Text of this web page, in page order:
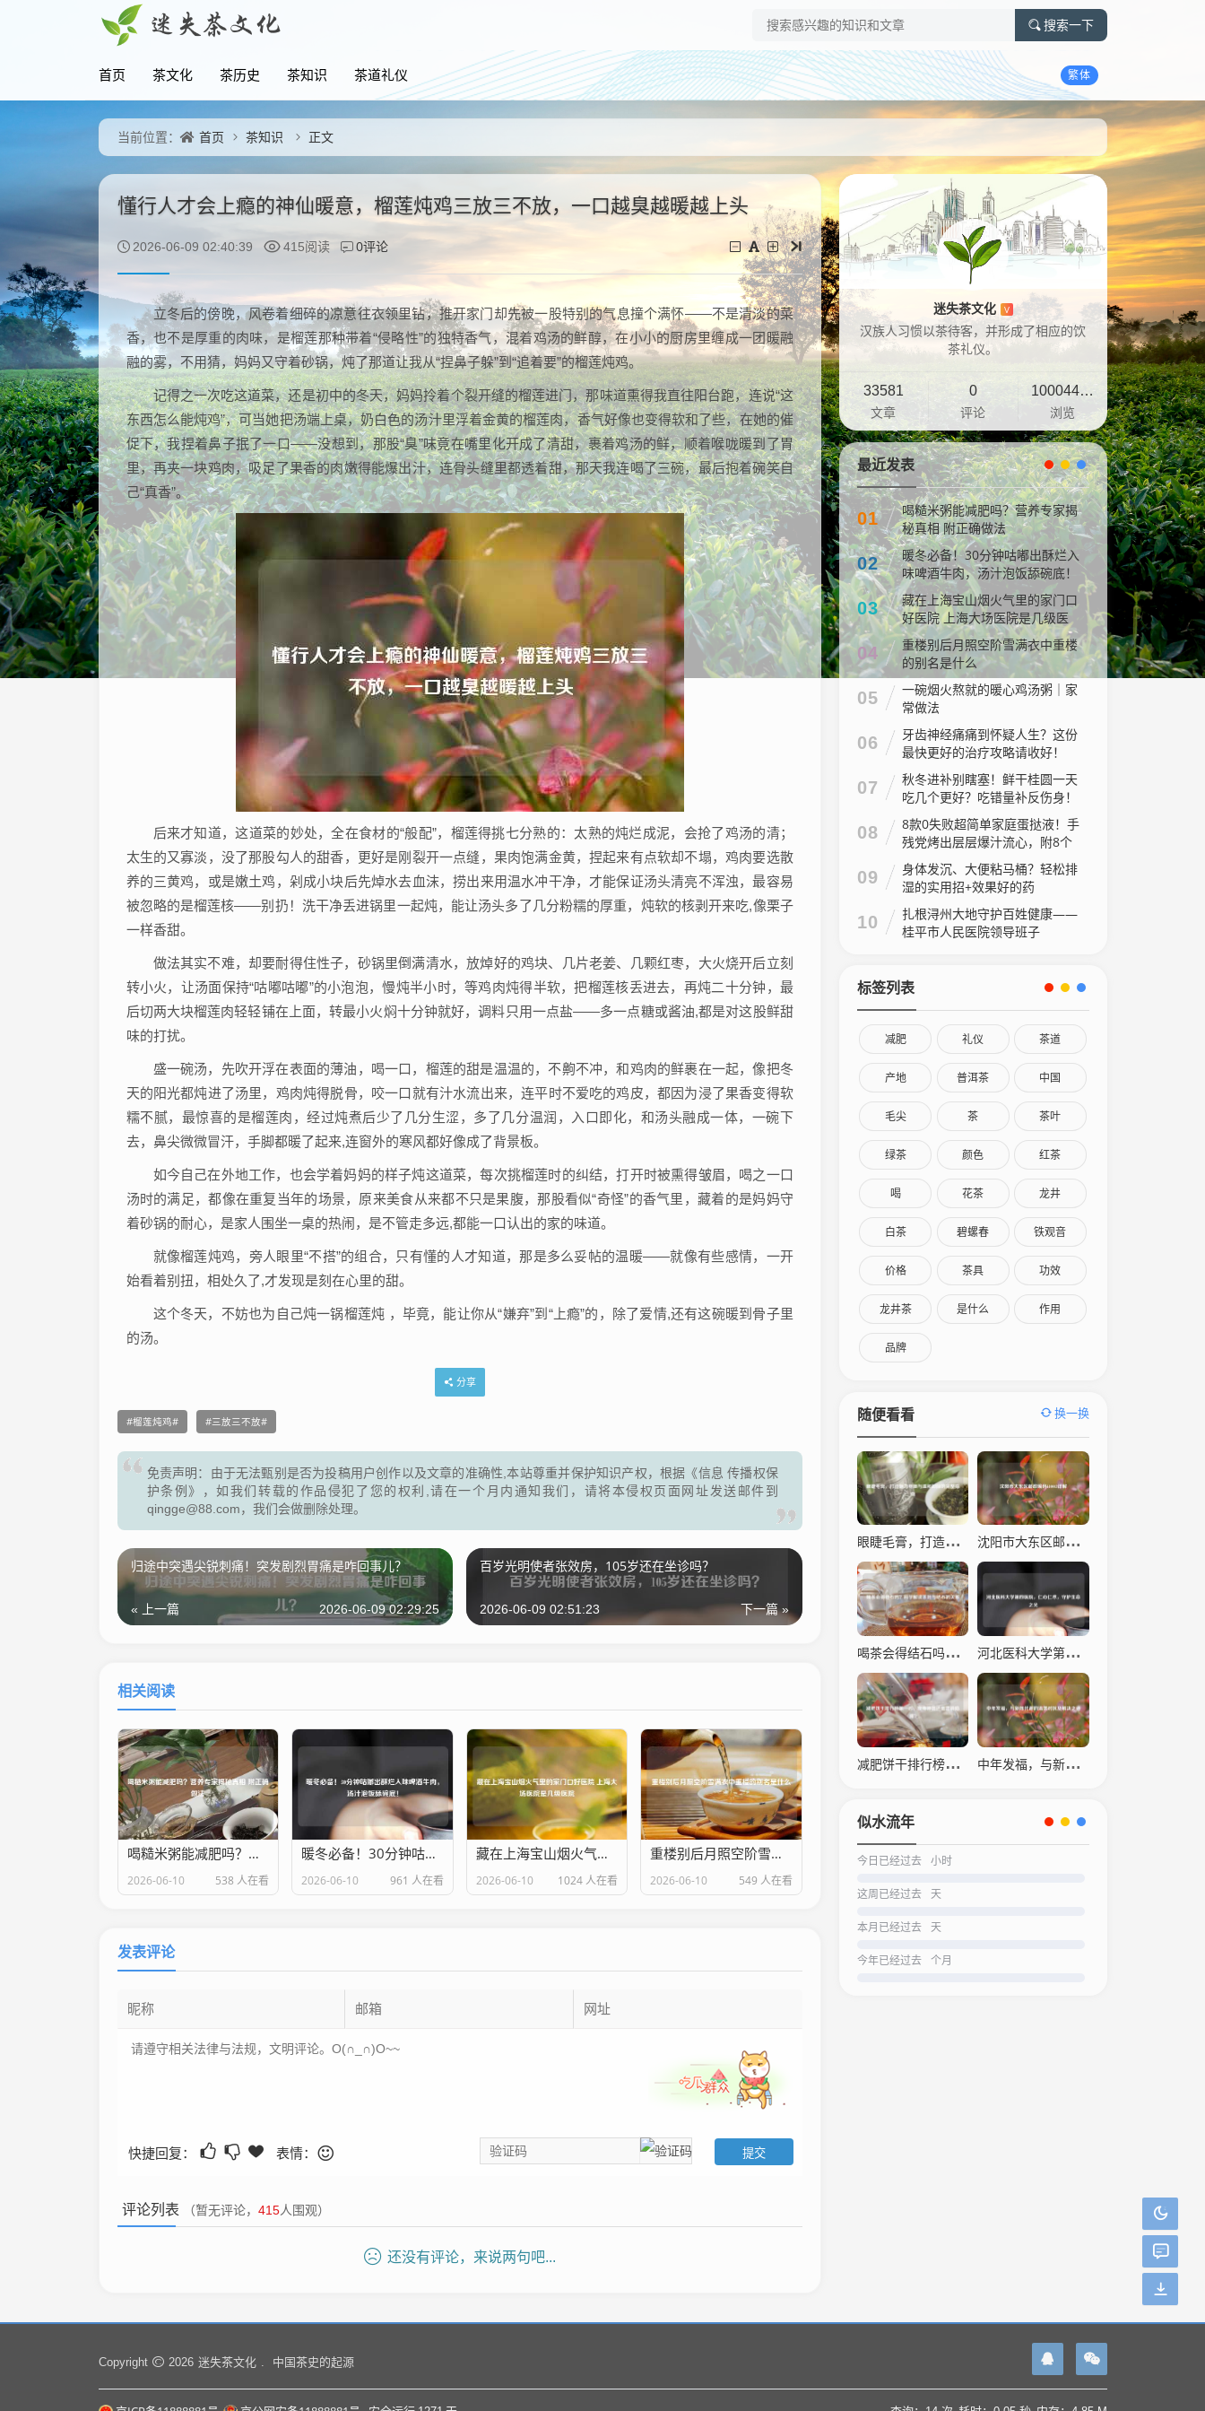
搜索一下
首页 茶文化 茶历史 茶知识 茶道礼仪 繁体
当前位置： 首页 茶知识 正文
懂行人才会上瘾的神仙暖意，榴莲炖鸡三放三不放，一口越臭越暖越上头
2026-06-09 02:40:39 415阅读 0评论
立冬后的傍晚，风卷着细碎的凉意往衣领里钻，推开家门却先被一股特别的气息撞个满怀——不是清淡的菜
香，也不是厚重的肉味，是榴莲那种带着“侵略性”的独特香气，混着鸡汤的鲜醇，在小小的厨房里缠成一团暖融
融的雾，不用猜，妈妈又守着砂锅，炖了那道让我从“捏鼻子躲”到“追着要”的榴莲炖鸡。
记得之一次吃这道菜，还是初中的冬天，妈妈拎着个裂开缝的榴莲进门，那味道熏得我直往阳台跑，连说“这
东西怎么能炖鸡”，可当她把汤端上桌，奶白色的汤汁里浮着金黄的榴莲肉，香气好像也变得软和了些，在她的催
促下，我捏着鼻子抿了一口——没想到，那股“臭”味竟在嘴里化开成了清甜，裹着鸡汤的鲜，顺着喉咙暖到了胃
里，再夹一块鸡肉，吸足了果香的肉嫩得能爆出汁，连骨头缝里都透着甜，那天我连喝了三碗，最后抱着碗笑自
己“真香”。
后来才知道，这道菜的妙处，全在食材的“般配”，榴莲得挑七分熟的：太熟的炖烂成泥，会抢了鸡汤的清；
太生的又寡淡，没了那股勾人的甜香，更好是刚裂开一点缝，果肉饱满金黄，捏起来有点软却不塌，鸡肉要选散
养的三黄鸡，或是嫩土鸡，剁成小块后先焯水去血沫，捞出来用温水冲干净，才能保证汤头清亮不浑浊，最容易
被忽略的是榴莲核——别扔！洗干净丢进锅里一起炖，能让汤头多了几分粉糯的厚重，炖软的核剥开来吃,像栗子
一样香甜。
做法其实不难，却要耐得住性子，砂锅里倒满清水，放焯好的鸡块、几片老姜、几颗红枣，大火烧开后立刻
转小火，让汤面保持“咕嘟咕嘟”的小泡泡，慢炖半小时，等鸡肉炖得半软，把榴莲核丢进去，再炖二十分钟，最
后切两大块榴莲肉轻轻铺在上面，转最小火焖十分钟就好，调料只用一点盐——多一点糖或酱油,都是对这股鲜甜
味的打扰。
盛一碗汤，先吹开浮在表面的薄油，喝一口，榴莲的甜是温温的，不齁不冲，和鸡肉的鲜裹在一起，像把冬
天的阳光都炖进了汤里，鸡肉炖得脱骨，咬一口就有汁水流出来，连平时不爱吃的鸡皮，都因为浸了果香变得软
糯不腻，最惊喜的是榴莲肉，经过炖煮后少了几分生涩，多了几分温润，入口即化，和汤头融成一体，一碗下
去，鼻尖微微冒汗，手脚都暖了起来,连窗外的寒风都好像成了背景板。
如今自己在外地工作，也会学着妈妈的样子炖这道菜，每次挑榴莲时的纠结，打开时被熏得皱眉，喝之一口
汤时的满足，都像在重复当年的场景，原来美食从来都不只是果腹，那股看似“奇怪”的香气里，藏着的是妈妈守
着砂锅的耐心，是家人围坐一桌的热闹，是不管走多远,都能一口认出的家的味道。
就像榴莲炖鸡，旁人眼里“不搭”的组合，只有懂的人才知道，那是多么妥帖的温暖——就像有些感情，一开
始看着别扭，相处久了,才发现是刻在心里的甜。
这个冬天，不妨也为自己炖一锅榴莲炖 ，毕竟，能让你从“嫌弃”到“上瘾”的，除了爱情,还有这碗暖到骨子里
的汤。
分享
榴莲炖鸡 三放三不放
免责声明：由于无法甄别是否为投稿用户创作以及文章的准确性,本站尊重并保护知识产权，根据《信息 传播权保
护条例》，如我们转载的作品侵犯了您的权利,请在一个月内通知我们，请将本侵权页面网址发送邮件到
qingge@88.com，我们会做删除处理。
归途中突遇尖锐刺痛！突发剧烈胃痛是咋回事儿？
« 上一篇 2026-06-09 02:29:25
百岁光明使者张效房，105岁还在坐诊吗？
下一篇 »
2026-06-09 02:51:23
相关阅读
喝糙米粥能减肥吗？营养专家揭秘真相 附正确做法
2026-06-10 538 人在看
暖冬必备！30分钟咕嘟出酥烂入味啤酒牛肉，汤汁泡饭舔碗底！
2026-06-10 961 人在看
藏在上海宝山烟火气里的家门口好医院 上海大场医院是几级医院
2026-06-10 1024 人在看
重楼别后月照空阶雪满衣中重楼的别名是什么
2026-06-10 549 人在看
发表评论
快捷回复： 表情：
评论列表 （暂无评论， 415人围观）
还没有评论，来说两句吧...
迷失茶文化 V
汉族人习惯以茶待客，并形成了相应的饮
茶礼仪。
33581
文章
0
评论
10004401
浏览
最近发表
01
喝糙米粥能减肥吗？营养专家揭
秘真相 附正确做法
02
暖冬必备！30分钟咕嘟出酥烂入
味啤酒牛肉，汤汁泡饭舔碗底！
03
藏在上海宝山烟火气里的家门口
好医院 上海大场医院是几级医
院
04
重楼别后月照空阶雪满衣中重楼
的别名是什么
05
一碗烟火熬就的暖心鸡汤粥｜家
常做法
06
牙齿神经痛痛到怀疑人生？这份
最快更好的治疗攻略请收好！
07
秋冬进补别瞎塞！鲜干桂圆一天
吃几个更好？吃错量补反伤身！
08
8款0失败超简单家庭蛋挞液！手
残党烤出层层爆汁流心，附8个
家庭做法视频
09
身体发沉、大便粘马桶？轻松排
湿的实用招+效果好的药
10
扎根浔州大地守护百姓健康——
桂平市人民医院领导班子
标签列表
减肥 礼仪 茶道
产地 普洱茶 中国
毛尖 茶 茶叶
绿茶 颜色 红茶
喝 花茶 龙井
白茶 碧螺春 铁观音
价格 茶具 功效
龙井茶 是什么 作用
品牌
随便看看 换一换
眼睫毛膏，打造魅力电眼与温和卸除的完整指南 沈阳市大东区邮政编码110043详解
喝茶会得结石吗？科学解读茶叶与结石的关系 河北医科大学第四医院，仁心仁术，守护生命之光
减肥饼干排行榜之一名，瘦身神器还是营销陷阱？ 中年发福，与新陈代谢的温柔对抗及解决之道
似水流年
今日已经过去 小时
这周已经过去 天
本月已经过去 天
今年已经过去 个月
Copyright 2026 迷失茶文化 . 中国茶史的起源